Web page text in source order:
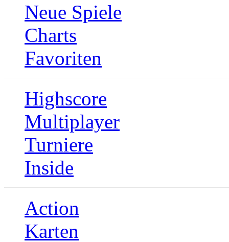
Neue Spiele
Charts
Favoriten
Highscore
Multiplayer
Turniere
Inside
Action
Karten